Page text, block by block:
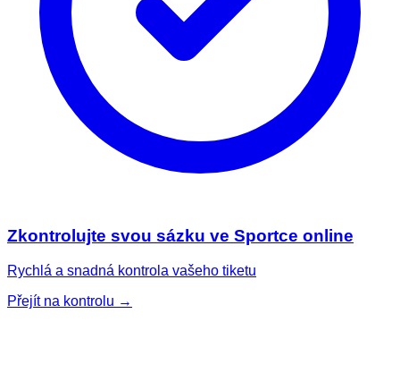
Zkontrolujte svou sázku ve Sportce online
Rychlá a snadná kontrola vašeho tiketu
Přejít na kontrolu →